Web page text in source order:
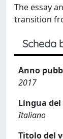
The essay
transition
Scheda
Anno
2017
Lingua
Italiano
Titolo del